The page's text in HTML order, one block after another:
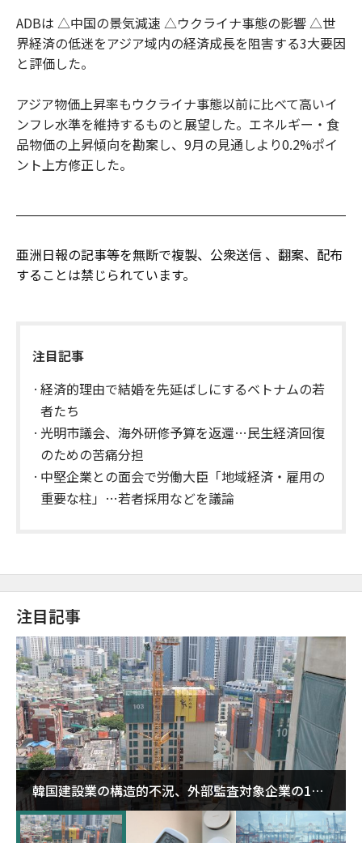
ADBは △中国の景気減速 △ウクライナ事態の影響 △世
界経済の低迷をアジア域内の経済成長を阻害する3大要因
と評価した。
アジア物価上昇率もウクライナ事態以前に比べて高いイ
ンフレ水準を維持するものと展望した。エネルギー・食
品物価の上昇傾向を勘案し、9月の見通しより0.2%ポイ
ント上方修正した。
亜洲日報の記事等を無断で複製、公衆送信 、翻案、配布
することは禁じられています。
注目記事
経済的理由で結婚を先延ばしにするベトナムの若
者たち
光明市議会、海外研修予算を返還…民生経済回復
のための苦痛分担
中堅企業との面会で労働大臣「地域経済・雇用の
重要な柱」…若者採用などを議論
注目記事
韓国建設業の構造的不況、外部監査対象企業の1割
超が「ゾンビ企業」に…5年で2.8倍増